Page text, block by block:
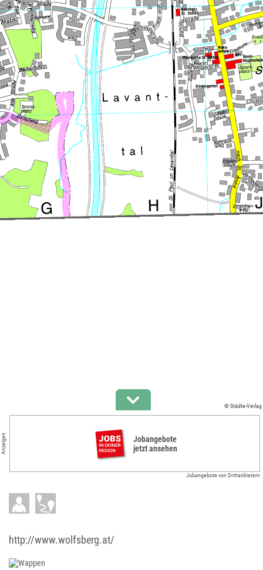
© Städte-Verlag
Anzeigen
Jobangebote
jetzt ansehen
Jobangebote von Drittanbietern
http://www.wolfsberg.at/